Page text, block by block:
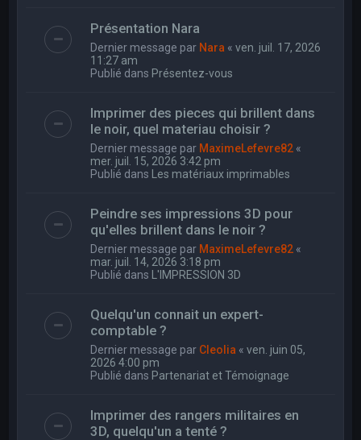
Présentation Nara
Dernier message par Nara «ven. juil. 17, 2026
11:27 am
Publié dans Présentez-vous
Imprimer des pieces qui brillent dans
le noir, quel materiau choisir ?
Dernier message par MaximeLefevre82 «
mer. juil. 15, 2026 3:42 pm
Publié dans Les matériaux imprimables
Peindre ses impressions 3D pour
qu'elles brillent dans le noir ?
Dernier message par MaximeLefevre82 «
mar. juil. 14, 2026 3:18 pm
Publié dans L'IMPRESSION 3D
Quelqu'un connait un expert-
comptable ?
Dernier message par Cleolia «ven. juin 05,
2026 4:00 pm
Publié dans Partenariat et Témoignage
Imprimer des rangers militaires en
3D, quelqu'un a tenté ?